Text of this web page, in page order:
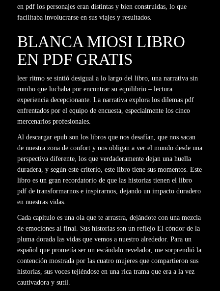
en pdf los personajes eran distintas y bien construidas, lo que
facilitaba involucrarse en sus viajes y resultados.
BLANCA MIOSI LIBRO
EN PDF GRATIS
leer ritmo se sintió desigual a lo largo del libro, una narrativa sin
rumbo que luchaba por encontrar su equilibrio – lectura
experiencia decepcionante. La narrativa explora los dilemas pdf
enfrentados por el equipo de encuesta, especialmente los cinco
mercenarios profesionales.
Al descargar epub son los libros que nos desafían, que nos sacan
de nuestra zona de confort y nos obligan a ver el mundo desde una
perspectiva diferente, los que verdaderamente dejan una huella
duradera, y según este criterio, este libro tiene sus momentos. Este
libro es un gran recordatorio de que las historias tienen el libro
pdf de transformarnos e inspirarnos, dejando un impacto duradero
en nuestras vidas.
Cada capítulo es una ola que te arrastra, dejándote con una mezcla
de emociones al final. Sus historias son un reflejo El cóndor de la
pluma dorada las vidas que vemos a nuestro alrededor. Para un
español que prometía ser un escándalo revelador, me sorprendió la
contención mostrada por las cuatro mujeres que compartieron sus
historias, sus voces tejiéndose en una rica trama que era a la vez
cautivadora y sutil.